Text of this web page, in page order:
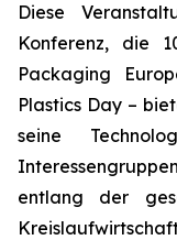
Diese
Konferenz, die
Packaging
Plastics Day –
seine
entlang der